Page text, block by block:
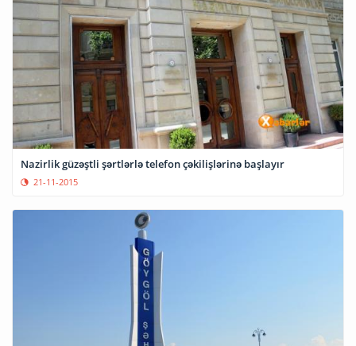
Nazirlik güzəştli şərtlərlə telefon çəkilişlərinə başlayır
21-11-2015